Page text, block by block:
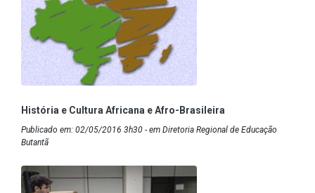
História e Cultura Africana e Afro-Brasileira
Publicado em: 02/05/2016 3h30 - em Diretoria Regional de Educação
Butantã